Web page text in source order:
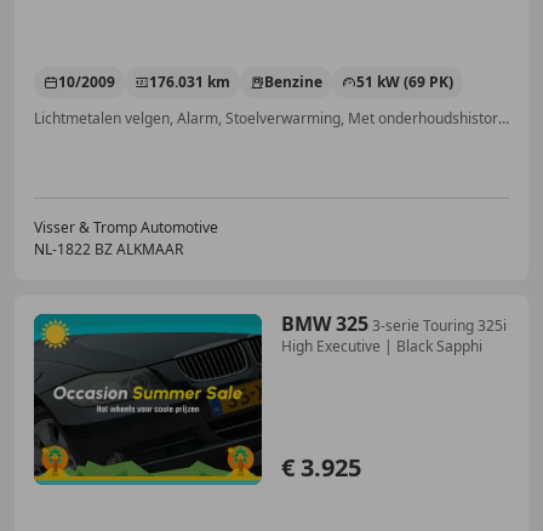
10/2009 176.031 km Benzine
51 kW (69 PK)
Lichtmetalen velgen, Alarm, Stoelverwarming, Met onderhoudshistorie, Electronic Stability Program, Elektrische ramen, Centrale deurvergrendeling met afstandsbediening, Lederen stuurwiel
Visser & Tromp Automotive
NL-1822 BZ ALKMAAR
BMW 3253-serie Touring 325i
High Executive | Black Sapphi
€ 3.925